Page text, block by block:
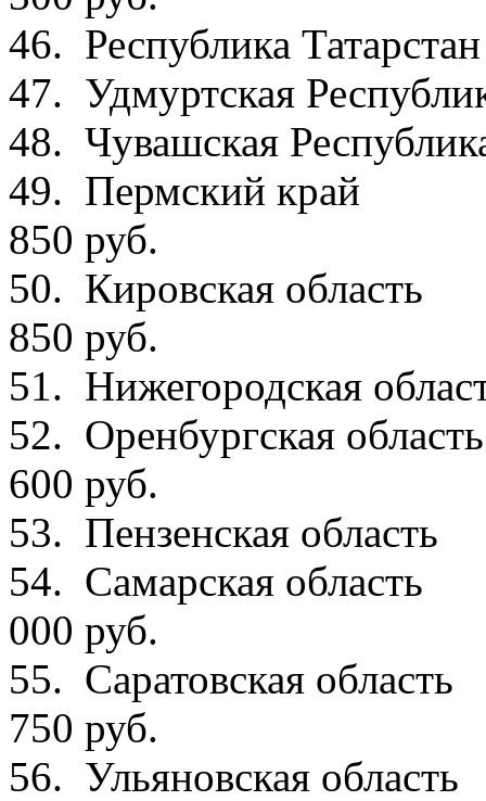
46. Республика
47. Удмуртская
48. Чувашская
49.
850 руб.
50.
850 руб.
51.
52.
600 руб.
53. Пензенская
54.
000 руб.
55.
750 руб.
56.